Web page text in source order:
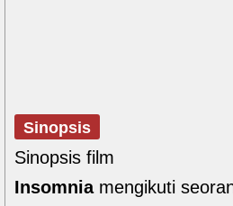
Sinopsis
Sinopsis film
Insomniamengikuti